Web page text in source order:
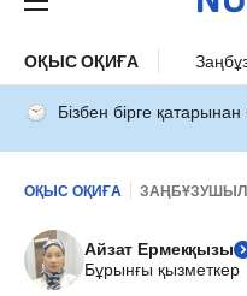
ОҚЫС ОҚИҒА
Бізбен бірге қатарынан
ОҚЫС ОҚИҒА
Айзат Ермекқызы
Бұрынғы қызметкер